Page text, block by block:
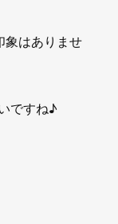
象はありませ
ですね♪